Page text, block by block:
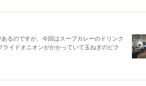
るのですが、今回はスープカレーのドリンク
イドオニオンがかかっていて玉ねぎのピク